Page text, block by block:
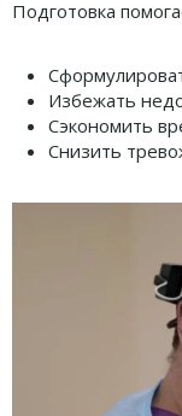
Подготовка
Избежать
Сэкономить
Снизить